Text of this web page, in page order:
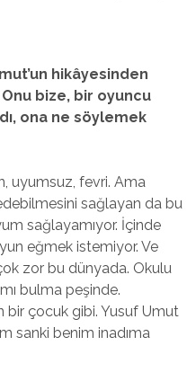
hikâyesinden
bize, bir oyuncu
ona ne söylemek
uyumsuz, fevri. Ama
sağlayan da bu
sağlayamıyor. İçinde
eğmek istemiyor. Ve
zor bu dünyada. Okulu
bulma peşinde.
bir çocuk gibi. Yusuf Umut
sanki benim inadıma